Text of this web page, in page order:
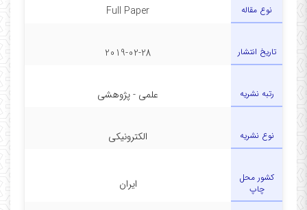
نوع مقاله Full Paper
تاریخ انتشار 2019-02-28
رتبه نشریه علمی - پژوهشی
نوع نشریه الکترونیکی
کشور محل
چاپ
ایران